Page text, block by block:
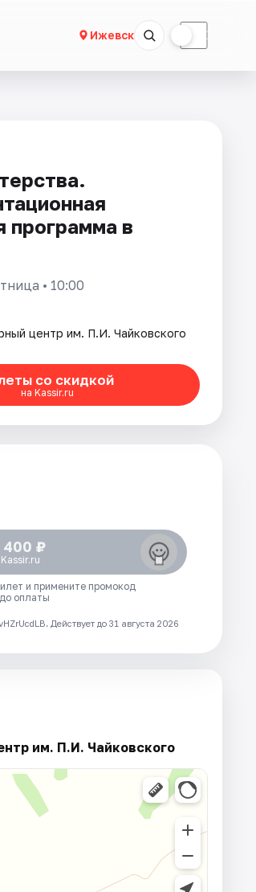
Ижевск ☾
программа в
• 10:00
центр им. П.И. Чайковского
со скидкой
на Kassir.ru
400 ₽
и примените промокод
до оплаты
Действует до 31 августа 2026
им. П.И. Чайковского